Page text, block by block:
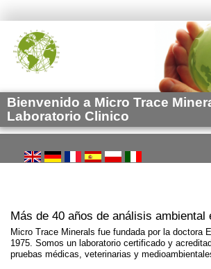
Bienvenido a Micro Trace
Laboratorio Clinico
Más de 40 años de análisis ambiental
Micro Trace Minerals fue fundada por la doctora
1975. Somos un laboratorio certificado y
pruebas médicas, veterinarias y